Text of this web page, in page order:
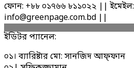
ফোন: +৮৮ ০১৭৬৬ ৮১১০২২ || ইমেইল:
info@greenpage.com.bd ||
ইডিটর প্যানেল:
০১। ব্যারিষ্টার মো: সানজিদ আফ্ফান